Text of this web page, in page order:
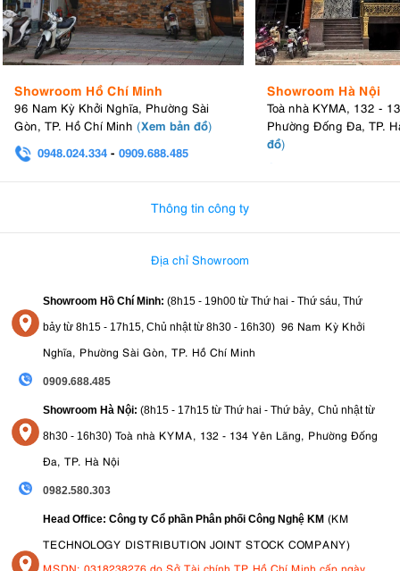
Các nút bấm được phân bổ trực quan, thao tác linh hoạt trong khi
sử dụng. Nó giúp người dùng dễ dàng thực hiện các tác vụ, điều
chỉnh các thiết lập mà không gặp khó khăn khi quay, chụp.
quan, mang lại trải nghiệm thao tác linh hoạt trong quá trình
điều chỉnh các thiết lập mà không gặp bất kỳ khó khăn nào
khiquay phimhaychụp ảnh.
Kính ngắm điện tử XGA Tru-Finder OLED
với độ phân giải
và độ phóng đại 1.07x. Nó cho phép người dùng theo dõi và
ghi lại những cảnh
tươi 120 khung hình/giây của kính ngắm mang lại trải
động.
Showroom Hồ Chí Minh
96 Nam Kỳ Khởi Nghĩa, Phường Sài
Gòn, TP. Hồ Chí Minh (Xem bản đồ)
0948.024.334 - 0909.688.485
Showroom Hà Nội
Toà nhà KYMA, 132 -
Phường Đống Đa, TP.
đồ)
Thông tin công ty
Địa chỉ Showroom
Showroom Hồ Chí Minh: (8h15 - 19h00 từ Thứ hai - Thứ sáu, Thứ
bảy từ 8h15 - 17h15, Chủ nhật từ 8h30 - 16h30) 96 Nam Kỳ Khởi
Nghĩa, Phường Sài Gòn, TP. Hồ Chí Minh
0909.688.485
Showroom Hà Nội: (8h15 - 17h15 từ Thứ hai - Thứ bảy, Chủ nhật từ
8h30 - 16h30) Toà nhà KYMA, 132 - 134 Yên Lãng, Phường Đống
Đa, TP. Hà Nội
0982.580.303
Head Office: Công ty Cổ phần Phân phối Công Nghệ KM (KM
TECHNOLOGY DISTRIBUTION JOINT STOCK COMPANY)
MSDN: 0318238276 do Sở Tài chính TP Hồ Chí Minh cấp ngày